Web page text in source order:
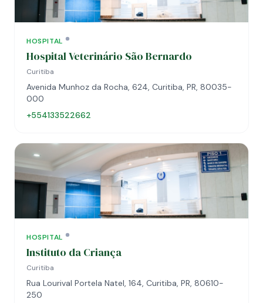
HOSPITAL
Hospital Veterinário São Bernardo
Curitiba
Avenida Munhoz da Rocha, 624, Curitiba, PR, 80035-
000
+554133522662
HOSPITAL
Instituto da Criança
Curitiba
Rua Lourival Portela Natel, 164, Curitiba, PR, 80610-
250